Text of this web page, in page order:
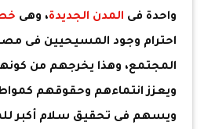
واحدة فى المدن الجديدة، وهى
احترام وجود المسيحيين فى
المجتمع، وهذا يخرجهم من
ويعزز انتماءهم وحقوقهم
ويسهم فى تحقيق سلام أكبر